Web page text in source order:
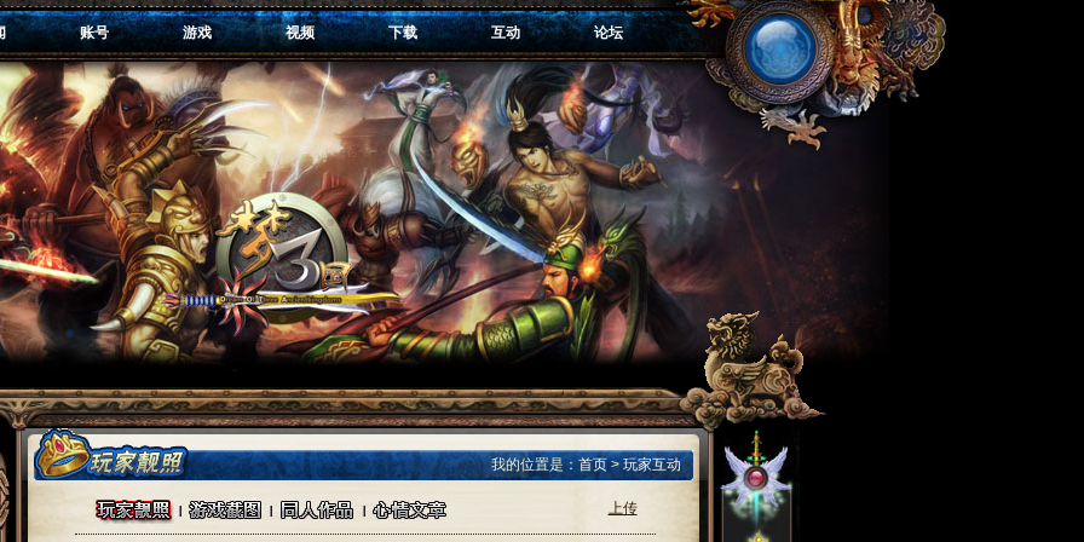
账号 游戏 视频 下载 互动 论坛
我的位置是：首页>玩家互动
上传